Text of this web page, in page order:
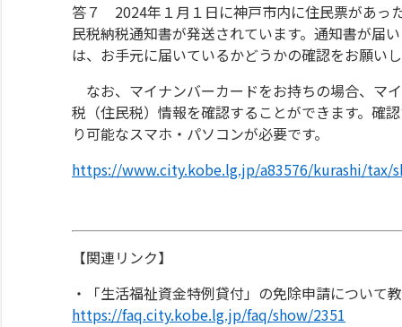
答７ 2024年１月１日に神戸市内に住民票があっ
民税納税通知書が発送されています。通知書が届
は、お手元に届いているかどうかの確認をお願い
なお、マイナンバーカードをお持ちの場合、マ
税（住民税）情報を確認することができます。確
り可能なスマホ・パソコンが必要です。
https://www.city.kobe.lg.jp/a83576/kurashi/tax/
【関連リンク】
・「生活福祉資金特例貸付」の免除申請について
https://faq.city.kobe.lg.jp/faq/show/2351